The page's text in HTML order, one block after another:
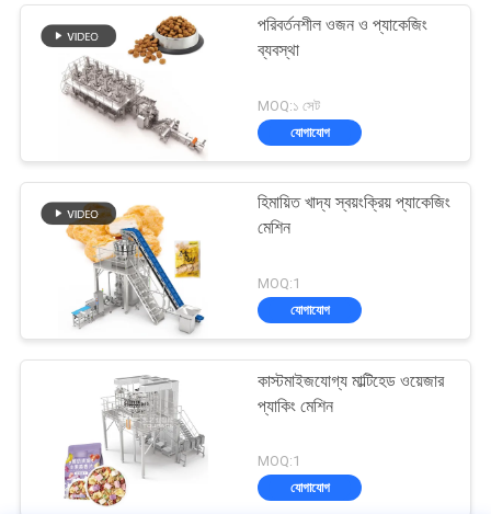
পরিবর্তনশীল ওজন ও প্যাকেজিং
ব্যবস্থা
MOQ:১ সেট
যোগাযোগ
হিমায়িত খাদ্য স্বয়ংক্রিয় প্যাকেজিং
মেশিন
MOQ:1
যোগাযোগ
কাস্টমাইজযোগ্য মাল্টিহেড ওয়েজার
প্যাকিং মেশিন
MOQ:1
যোগাযোগ